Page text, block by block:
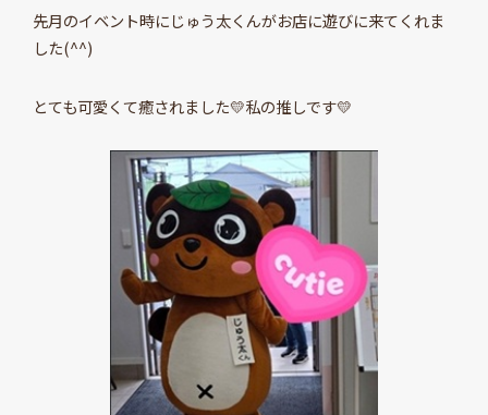
先月のイベント時にじゅう太くんがお店に遊びに来てくれま
した(^^)
とても可愛くて癒されました💛私の推しです💛